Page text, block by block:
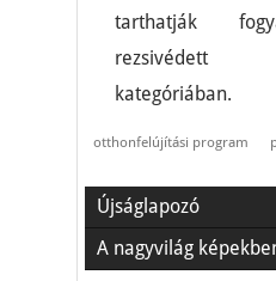
tarthatják
rezsivédett
kategóriában.
otthonfelújítási program
Újságlapozó
A nagyvilág